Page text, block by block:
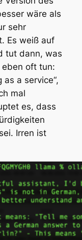
wäre als
sehr
Es weiß auf
tut dann, was
eben oft tun:
a service“,
mal
es, dass
Irren ist